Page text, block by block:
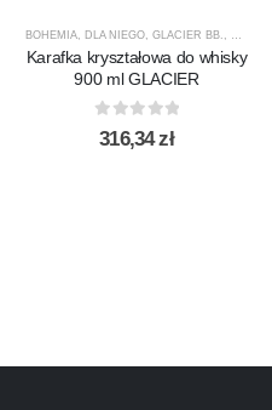
BOHEMIA DLA NIEGO GLACIER BB.
Karafka kryształowa do whisky
900 ml GLACIER
0out of 5
316,34zł